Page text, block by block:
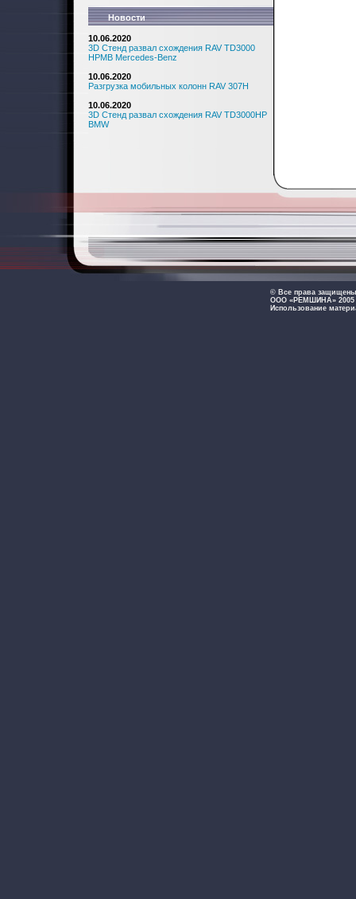
Новости
10.06.2020
3D Стенд развал схождения RAV TD3000
HPMB Mercedes-Benz
10.06.2020
Разгрузка мобильных колонн RAV 307H
10.06.2020
3D Стенд развал схождения RAV TD3000HP
BMW
© Все права защищены
ООО «РЕМШИНА» 2005
Использование